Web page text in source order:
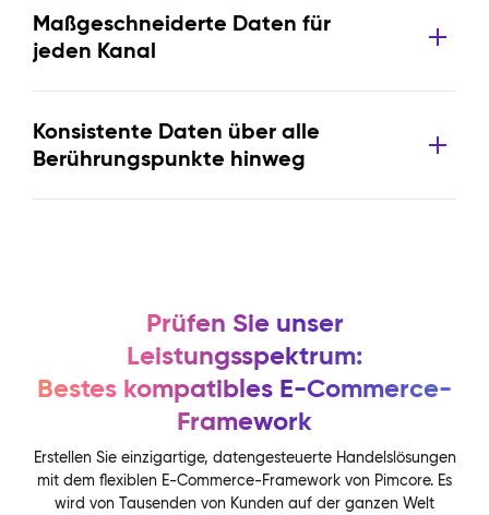
Maßgeschneiderte Daten für
jeden Kanal
Konsistente Daten über alle
Berührungspunkte hinweg
Prüfen Sie unser
Leistungsspektrum:
Bestes kompatibles E-Commerce-
Framework
Erstellen Sie einzigartige, datengesteuerte Handelslösungen
mit dem flexiblen E-Commerce-Framework von Pimcore. Es
wird von Tausenden von Kunden auf der ganzen Welt